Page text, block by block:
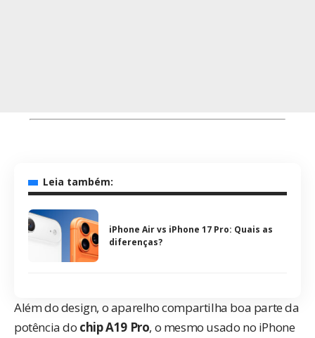
Leia também:
iPhone Air vs iPhone 17 Pro: Quais as
diferenças?
Além do design, o aparelho compartilha boa parte da
potência do chip A19 Pro, o mesmo usado no iPhone